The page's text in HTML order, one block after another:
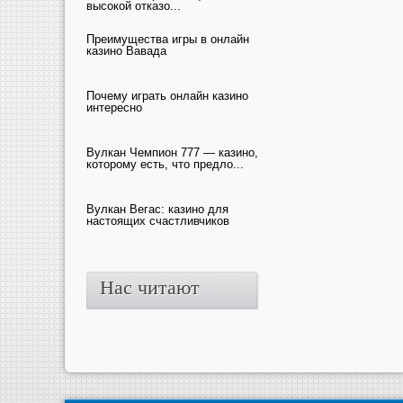
высокой отказо...
Преимущества игры в онлайн
казино Вавада
Почему играть онлайн казино
интересно
Вулкан Чемпион 777 — казино,
которому есть, что предло...
Вулкан Вегас: казино для
настоящих счастливчиков
Нас читают